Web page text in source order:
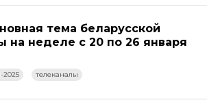
тема беларусской
на неделе с 20 по 26 января
2025
телеканалы